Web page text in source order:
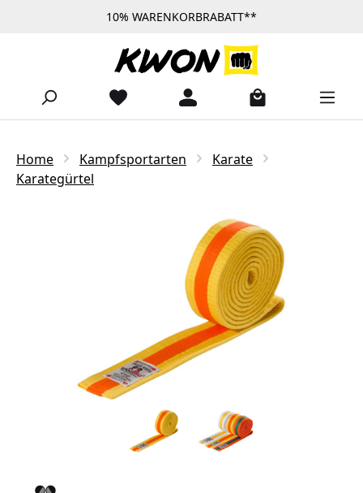
Zum Hauptinhalt springen10% WARENKORBRABATT**
Home Kampfsportarten
Karate
Karategürtel